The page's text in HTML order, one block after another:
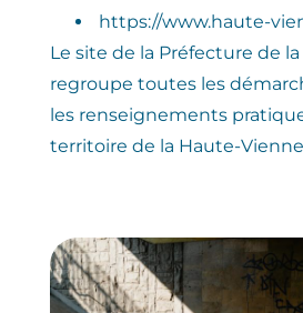
https://www.haute-
Le site de la Préfecture de
regroupe toutes les
les renseignements
territoire de la Haute-